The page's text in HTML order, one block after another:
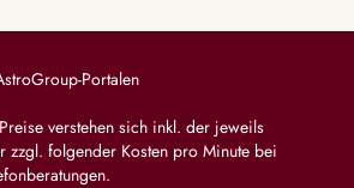
Portalen
verstehen sich inkl. der jeweils
zzgl. folgender Kosten pro Minute bei